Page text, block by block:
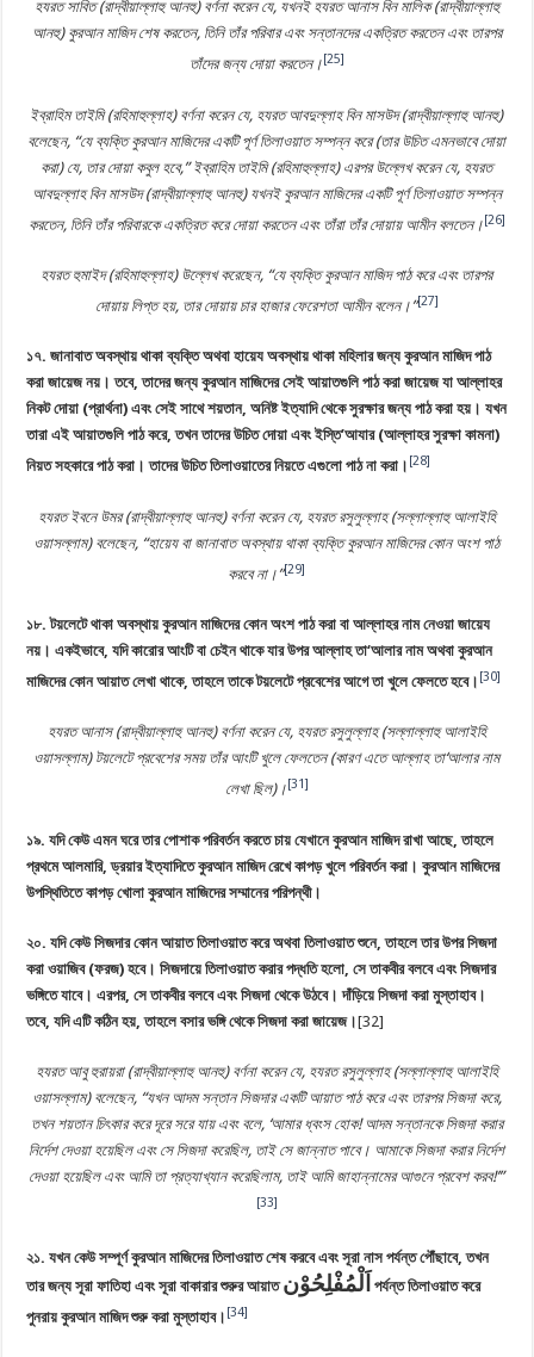
হযরত সাবিত (রাদ্বীয়াল্লাহু আনহু) বর্ণনা করেন যে, যখনই হযরত আনাস বিন মালিক (রাদ্বীয়াল্লাহু
আনহু) কুরআন মাজিদ শেষ করতেন, তিনি তাঁর পরিবার এবং সন্তানদের একত্রিত করতেন এবং তারপর
তাঁদের জন্য দোয়া করতেন। [25]
ইব্রাহিম তাইমি (রহিমাহুল্লাহ) বর্ণনা করেন যে, হযরত আবদুল্লাহ বিন মাসউদ (রাদ্বীয়াল্লাহু আনহু)
বলেছেন, “যে ব্যক্তি কুরআন মাজিদের একটি পূর্ণ তিলাওয়াত সম্পন্ন করে (তার উচিত এমনভাবে দোয়া
করা) যে, তার দোয়া কবুল হবে,” ইব্রাহিম তাইমি (রহিমাহুল্লাহ) এরপর উল্লেখ করেন যে, হযরত
আবদুল্লাহ বিন মাসউদ (রাদ্বীয়াল্লাহু আনহু) যখনই কুরআন মাজিদের একটি পূর্ণ তিলাওয়াত সম্পন্ন
করতেন, তিনি তাঁর পরিবারকে একত্রিত করে দোয়া করতেন এবং তাঁরা তাঁর দোয়ায় আমীন বলতেন।[26]
হযরত হুমাইদ (রহিমাহুল্লাহ) উল্লেখ করেছেন, “যে ব্যক্তি কুরআন মাজিদ পাঠ করে এবং তারপর
দোয়ায় লিপ্ত হয়, তার দোয়ায় চার হাজার ফেরেশতা আমীন বলেন।”[27]
১৭. জানাবাত অবস্থায় থাকা ব্যক্তি অথবা হায়েয অবস্থায় থাকা মহিলার জন্য কুরআন মাজিদ পাঠ
করা জায়েজ নয়। তবে, তাদের জন্য কুরআন মাজিদের সেই আয়াতগুলি পাঠ করা জায়েজ যা আল্লাহর
নিকট দোয়া (প্রার্থনা) এবং সেই সাথে শয়তান, অনিষ্ট ইত্যাদি থেকে সুরক্ষার জন্য পাঠ করা হয়। যখন
তারা এই আয়াতগুলি পাঠ করে, তখন তাদের উচিত দোয়া এবং ইস্তি’আযার (আল্লাহর সুরক্ষা কামনা)
নিয়ত সহকারে পাঠ করা। তাদের উচিত তিলাওয়াতের নিয়তে এগুলো পাঠ না করা। [28]
হযরত ইবনে উমর (রাদ্বীয়াল্লাহু আনহু) বর্ণনা করেন যে, হযরত রসুলুল্লাহ (সল্লাল্লাহু আলাইহি
ওয়াসল্লাম) বলেছেন, “হায়েয বা জানাবাত অবস্থায় থাকা ব্যক্তি কুরআন মাজিদের কোন অংশ পাঠ
করবে না।”[29]
১৮. ‎টয়লেটে থাকা অবস্থায় কুরআন মাজিদের কোন অংশ পাঠ করা বা আল্লাহর নাম নেওয়া জায়েয
নয়। একইভাবে, যদি কারোর আংটি বা চেইন থাকে যার উপর আল্লাহ তা‘আলার নাম অথবা কুরআন
মাজিদের কোন আয়াত লেখা থাকে, তাহলে তাকে টয়লেটে প্রবেশের আগে তা খুলে ফেলতে হবে। [30]
হযরত আনাস (রাদ্বীয়াল্লাহু আনহু) বর্ণনা করেন যে, হযরত রসুলুল্লাহ (সল্লাল্লাহু আলাইহি
ওয়াসল্লাম) টয়লেটে প্রবেশের সময় তাঁর আংটি খুলে ফেলতেন (কারণ এতে আল্লাহ তা‘আলার নাম
লেখা ছিল)। [31]
১৯. যদি কেউ এমন ঘরে তার পোশাক পরিবর্তন করতে চায় যেখানে কুরআন মাজিদ রাখা আছে, তাহলে
প্রথমে আলমারি, ড্রয়ার ইত্যাদিতে কুরআন মাজিদ রেখে কাপড় খুলে পরিবর্তন করা। কুরআন মাজিদের
উপস্থিতিতে কাপড় খোলা কুরআন মাজিদের সম্মানের পরিপন্থী।
২০. যদি কেউ সিজদার কোন আয়াত তিলাওয়াত করে অথবা তিলাওয়াত শুনে, তাহলে তার উপর সিজদা
করা ওয়াজিব (ফরজ) হবে। সিজদায়ে তিলাওয়াত করার পদ্ধতি হলো, সে তাকবীর বলবে এবং সিজদার
ভঙ্গিতে যাবে। এরপর, সে তাকবীর বলবে এবং সিজদা থেকে উঠবে। দাঁড়িয়ে সিজদা করা মুস্তাহাব।
তবে, যদি এটি কঠিন হয়, তাহলে বসার ভঙ্গি থেকে সিজদা করা জায়েজ।[32]
হযরত আবু হুরায়রা (রাদ্বীয়াল্লাহু আনহু) বর্ণনা করেন যে, হযরত রসুলুল্লাহ (সল্লাল্লাহু আলাইহি
ওয়াসল্লাম) বলেছেন, “যখন আদম সন্তান সিজদার একটি আয়াত পাঠ করে এবং তারপর সিজদা করে,
তখন শয়তান চিৎকার করে দূরে সরে যায় এবং বলে, ‘আমার ধ্বংস হোক! আদম সন্তানকে সিজদা করার
নির্দেশ দেওয়া হয়েছিল এবং সে সিজদা করেছিল, তাই সে জান্নাত পাবে। আমাকে সিজদা করার নির্দেশ
দেওয়া হয়েছিল এবং আমি তা প্রত্যাখ্যান করেছিলাম, তাই আমি জাহান্নামের আগুনে প্রবেশ করব!’”
[33]
২১. যখন কেউ সম্পূর্ণ কুরআন মাজিদের তিলাওয়াত শেষ করবে এবং সূরা নাস পর্যন্ত পৌঁছাবে, তখন
তার জন্য সূরা ফাতিহা এবং সূরা বাকারার শুরুর আয়াত ‎
পর্যন্ত তিলাওয়াত করে
পুনরায় কুরআন মাজিদ শুরু করা মুস্তাহাব। [34]